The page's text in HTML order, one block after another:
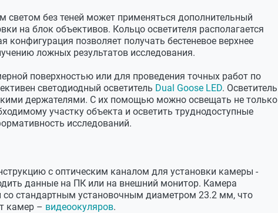
светом без теней может применяться дополнительный
на блок объективов. Кольцо осветителя располагается
конфигурация позволяет получать бестеневое верхнее
ложных результатов исследования.
поверхностью или для проведения точных работ по
светодиодный осветитель Dual Goose LED. Осветитель
держателями. С их помощью можно освещать не только
участку объекта и осветить труднодоступные
исследований.
с оптическим каналом для установки камеры -
данные на ПК или на внешний монитор. Камера
со стандартным установочным диаметром 23.2 мм, что
камер – видеоокуляров.
+40°C
х 210 х 170 мм
г
х 210 х 190 мм